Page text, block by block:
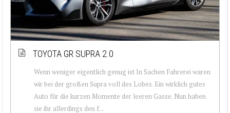
TOYOTA GR SUPRA 2.0
Wenn weniger eigentlich genug ist In Sachen Fahrerei waren
wir bei der großen Supra voll des Lobes. Ein wirklich gutes
Auto für die kurzen Momente der leeren Gasse. Nun haben
sie ihr allerdings den f...